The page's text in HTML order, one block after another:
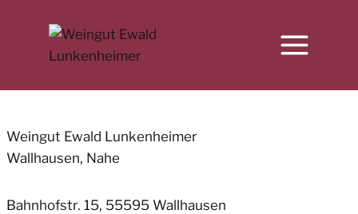
springen
Weingut Ewald Lunkenheimer
Wallhausen, Nahe
Bahnhofstr. 15, 55595 Wallhausen